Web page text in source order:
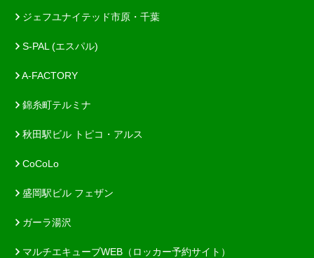
ジェフユナイテッド市原・千葉
S-PAL (エスパル)
A-FACTORY
錦糸町テルミナ
秋田駅ビル トピコ・アルス
CoCoLo
盛岡駅ビル フェザン
ガーラ湯沢
マルチエキューブWEB（ロッカー予約サイト）